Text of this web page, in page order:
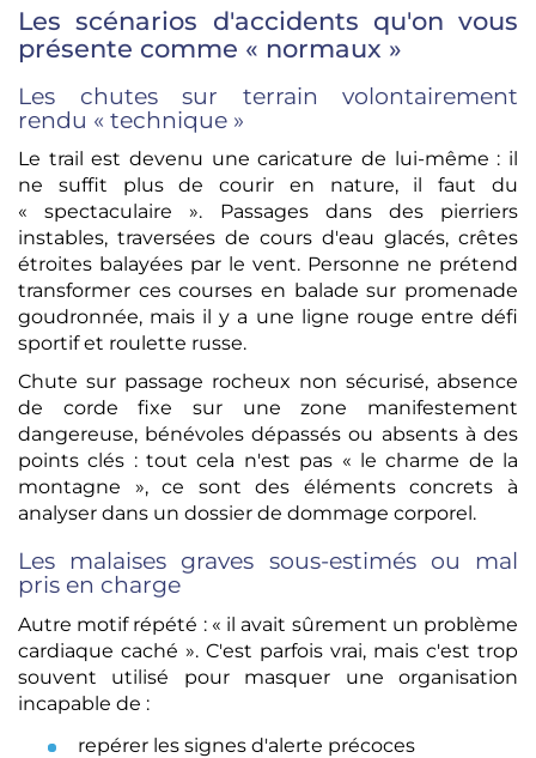
Les scénarios d'accidents qu'on vous
présente comme « normaux »
Les chutes sur terrain volontairement
rendu « technique »
Le trail est devenu une caricature de lui-même : il
ne suffit plus de courir en nature, il faut du
« spectaculaire ». Passages dans des pierriers
instables, traversées de cours d'eau glacés, crêtes
étroites balayées par le vent. Personne ne prétend
transformer ces courses en balade sur promenade
goudronnée, mais il y a une ligne rouge entre défi
sportif et roulette russe.
Chute sur passage rocheux non sécurisé, absence
de corde fixe sur une zone manifestement
dangereuse, bénévoles dépassés ou absents à des
points clés : tout cela n'est pas « le charme de la
montagne », ce sont des éléments concrets à
analyser dans un dossier de dommage corporel.
Les malaises graves sous-estimés ou mal
pris en charge
Autre motif répété : « il avait sûrement un problème
cardiaque caché ». C'est parfois vrai, mais c'est trop
souvent utilisé pour masquer une organisation
incapable de :
repérer les signes d'alerte précoces